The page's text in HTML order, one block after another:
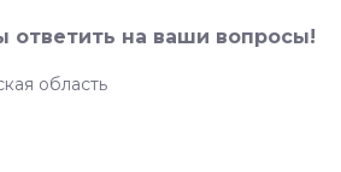
ответить на ваши вопросы!
область